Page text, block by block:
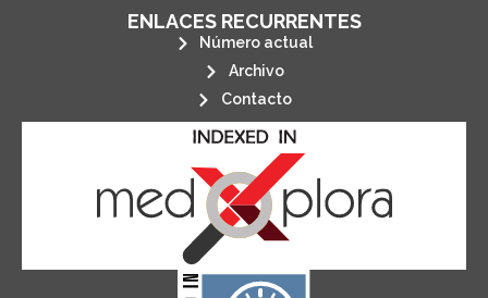
ENLACES RECURRENTES
Número actual
Archivo
Contacto